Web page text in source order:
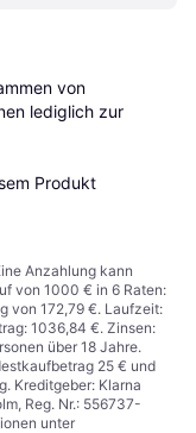
von
lediglich zur
Produkt
Anzahlung kann
von 1000 € in 6 Raten:
von 172,79 €. Laufzeit:
1036,84 €. Zinsen:
über 18 Jahre.
25 € und
Kreditgeber: Klarna
Reg. Nr.: 556737-
unter